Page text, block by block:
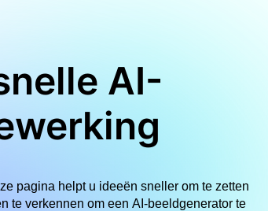
AI-
pagina helpt u ideeën sneller om te zetten
te verkennen om een AI-beeldgenerator te